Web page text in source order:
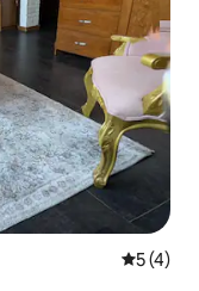
5 de
5 (4)